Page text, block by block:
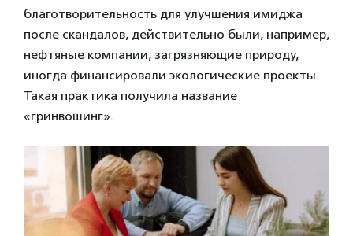
благотворительность для улучшения имиджа
после скандалов, действительно были, например,
нефтяные компании, загрязняющие природу,
иногда финансировали экологические проекты.
Такая практика получила название
«гринвошинг».